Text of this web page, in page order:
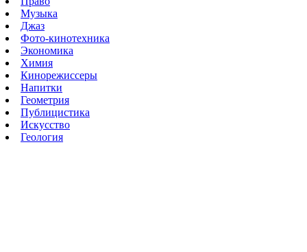
Музыка
Джаз
Фото-кинотехника
Экономика
Химия
Кинорежиссеры
Напитки
Геометрия
Публицистика
Искусство
Геология